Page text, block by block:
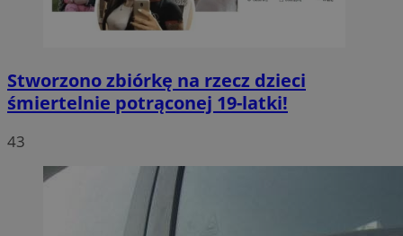
Stworzono zbiórkę na rzecz dzieci
śmiertelnie potrąconej 19-latki!
43